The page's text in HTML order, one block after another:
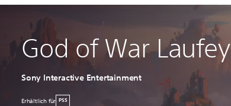
God of War Laufey
Sony Interactive Entertainment
Erhältlich für PS5